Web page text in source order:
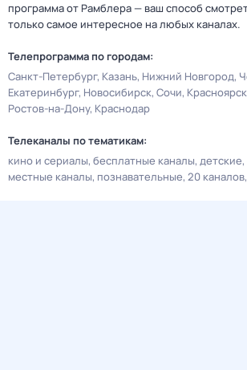
программа от Рамблера — ваш способ
только самое интересное на любых каналах.
Телепрограмма по городам:
Санкт-Петербург Казань Нижний Новгород
Екатеринбург Новосибирск Сочи Красноярск
Ростов-на-Дону Краснодар
Телеканалы по тематикам:
кино и сериалы бесплатные каналы детские
местные каналы познавательные 20 каналов